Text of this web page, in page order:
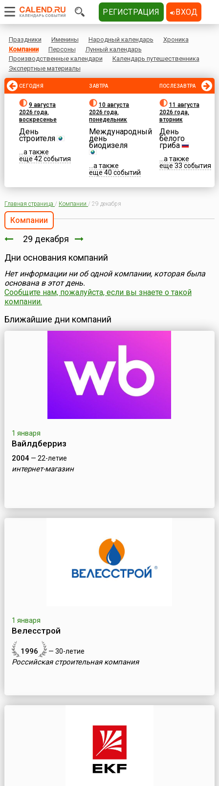
Праздники Именины Народный календарь
Хроника
Компании
Персоны
Лунный календарь
Производственные календари
Календарь путешественника
Экспертные материалы
СЕГОДНЯ
9 августа
2026 года,
воскресенье
День
строителя
...а также
еще 42 события
ЗАВТРА
10 августа
2026 года,
понедельник
Международный
день
биодизеля
...а также
еще 40 событий
ПОСЛЕЗАВТРА
11 августа
2026 года,
вторник
День
белого
гриба
...а также
еще 33 события
Главная страница / Компании / 29 декабря
Компании
29 декабря
Дни основания компаний
Нет информации ни об одной компании, которая была
основана в этот день.
Сообщите нам, пожалуйста, если вы знаете о такой
компании.
Ближайшие дни компаний
1 января
Вайлдберриз
2004— 22-летие
интернет-магазин
1 января
Велесстрой
1996 — 30-летие
Российская строительная компания
РЕГИСТРАЦИЯ ВХОД